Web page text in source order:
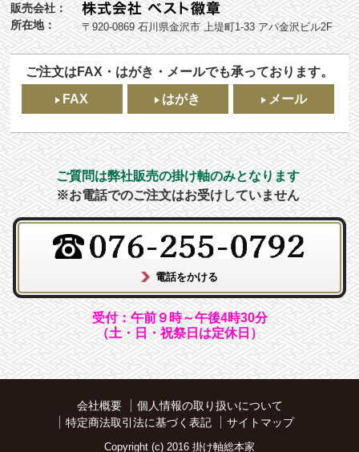
販売会社：
所在地：
〒920-0869 石川県金沢市 上堤町1-33 アパ金沢ビル2F
ご注文はFAX・はがき・メールでも承っております。
FAX
はがき メール
ご質問は弊社販売の掛け軸のみとなります
※お電話でのご注文はお受けしていません
受付：午前９時～午後4時30分
（土・日・祝祭日は定休日）
会社概要
個人情報の取り扱いについて
特定商法取引法に基づく表記
サイトマップ
Copyright (c) 2016 掛け軸総本家